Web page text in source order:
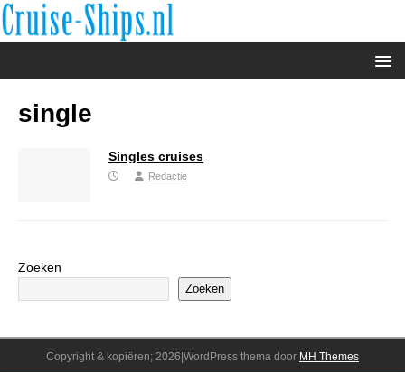
single
Singles cruises
Redactie
Zoeken
Zoeken
Copyright & kopiëren; 2026|WordPress thema door MH Themes